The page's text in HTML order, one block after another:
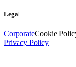
Legal
CorporateCookie
Privacy Policy